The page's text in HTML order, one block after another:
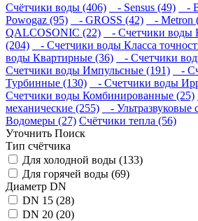
Счётчики воды (406)
- Sensus (49) -
Powogaz (95)
- GROSS (42) - Metron
QALCOSONIC (22)
- Счетчики воды
(204)
- Счетчики воды Класса
воды Квартирные (36)
- Счетчики
Счетчики воды Импульсные (191)
-
Турбинные (130)
- Счетчики воды
Счетчики воды Комбинированные (25)
механические (255)
- Ультразвуковые
Водомеры (27) Счётчики тепла (56)
Уточнить Поиск
Тип счётчика
Для холодной воды (133)
Для горячей воды (69)
Диаметр DN
DN 15 (28)
DN 20 (20)